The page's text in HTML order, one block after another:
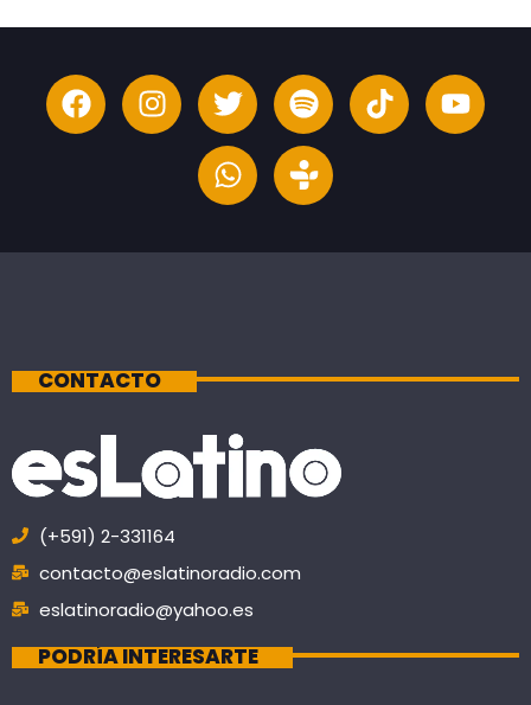
CONTACTO
(+591) 2-331164
contacto@eslatinoradio.com
eslatinoradio@yahoo.es
PODRÍA INTERESARTE